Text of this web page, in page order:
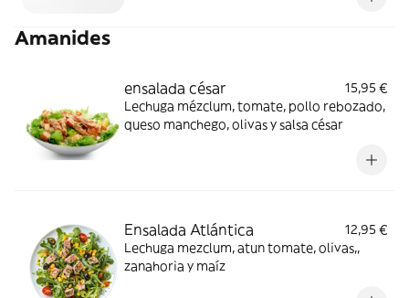
Amanides
ensalada césar
15,95 €
Lechuga mézclum, tomate, pollo rebozado,
queso manchego, olivas y salsa césar
Ensalada Atlántica
12,95 €
Lechuga mezclum, atun tomate, olivas,,
zanahoria y maíz